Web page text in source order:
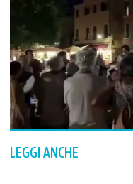
LEGGI ANCHE